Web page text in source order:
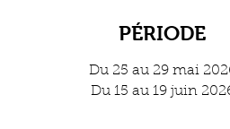
PÉRIODE
Du 25 au 29 mai
Du 15 au 19 juin